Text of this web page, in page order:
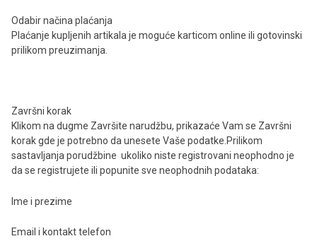
Odabir načina plaćanja
Plaćanje kupljenih artikala je moguće karticom online ili gotovinski
prilikom preuzimanja.
Završni korak
Klikom na dugme Završite narudžbu, prikazaće Vam se Završni
korak gde je potrebno da unesete Vaše podatke.Prilikom
sastavljanja porudžbine ukoliko niste registrovani neophodno je
da se registrujete ili popunite sve neophodnih podataka:
Ime i prezime
Email i kontakt telefon